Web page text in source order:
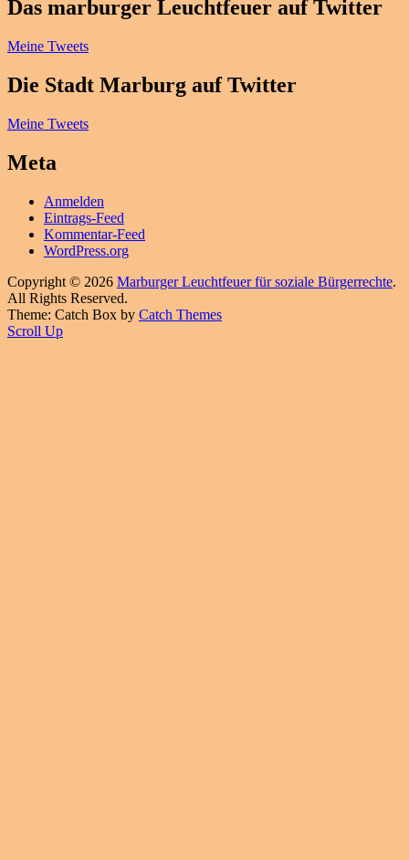
Das marburger Leuchtfeuer auf Twitter
Meine Tweets
Die Stadt Marburg auf Twitter
Meine Tweets
Meta
Anmelden
Eintrags-Feed
Kommentar-Feed
WordPress.org
Copyright © 2026 Marburger Leuchtfeuer für soziale Bürgerrechte.
All Rights Reserved.
Theme: Catch Box by Catch Themes
Scroll Up